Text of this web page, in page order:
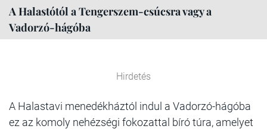
A Halastótól a Tengerszem-csúcsra vagy a
Vadorzó-hágóba
Hirdetés
A Halastavi menedékháztól indul a Vadorzó-hágóba
ez az komoly nehézségi fokozattal bíró túra, amelyet